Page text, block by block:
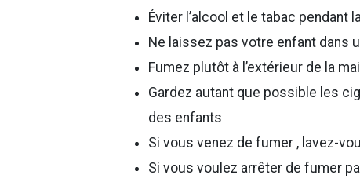
Éviter l’alcool et le tabac pendant
Ne laissez pas votre enfant dans
Fumez plutôt à l’extérieur de la
Gardez autant que possible les
des enfants
Si vous venez de fumer , lavez-
Si vous voulez arrêter de fumer